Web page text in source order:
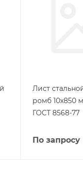
Лист
ромб 10х850
ГОСТ 8568-77
По запросу